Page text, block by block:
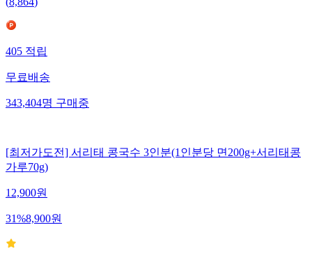
405 적립
무료배송
343,404명 구매중
[최저가도전] 서리태 콩국수 3인분(1인분당 면200g+서리태콩
가루70g)
12,900원
31%8,900원